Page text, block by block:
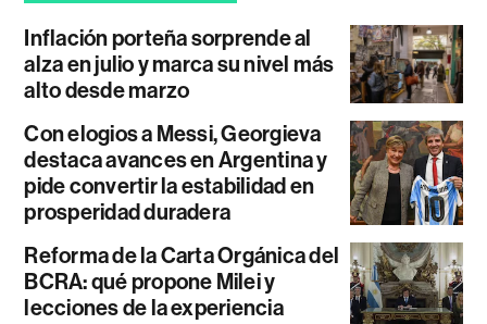
Inflación porteña sorprende al
alza en julio y marca su nivel más
alto desde marzo
Con elogios a Messi, Georgieva
destaca avances en Argentina y
pide convertir la estabilidad en
prosperidad duradera
Reforma de la Carta Orgánica del
BCRA: qué propone Milei y
lecciones de la experiencia